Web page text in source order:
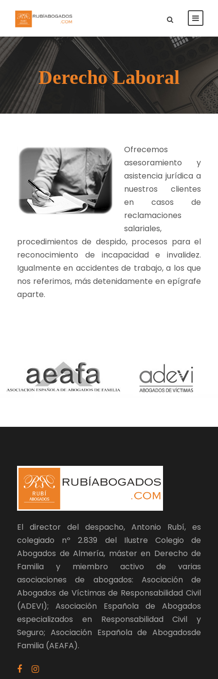
Derecho Laboral
Ofrecemos
asesoramiento y
asistencia jurídica a
nuestros clientes
en casos de
reclamaciones
salariales,
procedimientos de despido, procesos para el
reconocimiento de incapacidad e invalidez.
Igualmente en accidentes de trabajo, a los que
nos referimos, más detenidamente en epígrafe
aparte.
El director del despacho, Antonio Rubí, es
colegiado nº 2.839 del Ilustre Colegio de
Abogados de Almería, máster en Derecho de
Familia y miembro activo de varias
asociaciones de abogados: Asociación de
Abogados de Víctimas de Responsabilidad Civil
(ADEVI); Asociación Española de Abogados
especializados en Responsabilidad Civil y
Seguro; Asociación Española de Abogadosde
Familia (AEAFA).